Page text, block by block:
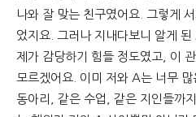
나와 잘 맞는 친구였어요. 그렇게
었지요. 그러나 지내다보니 알게
제가 감당하기 힘들 정도였고, 이
모르겠어요. 이미 저와 A는 너무
동아리, 같은 수업, 같은 지인들까